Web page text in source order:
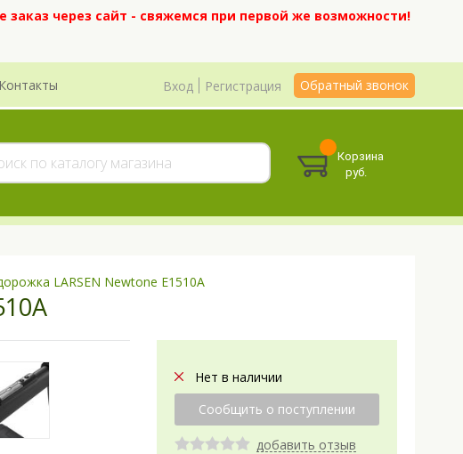
через сайт - свяжемся при первой же возможности!
Контакты Вход Регистрация Обратный звонок
Корзина
руб.
LARSEN Newtone E1510A
Нет в наличии
добавить отзыв